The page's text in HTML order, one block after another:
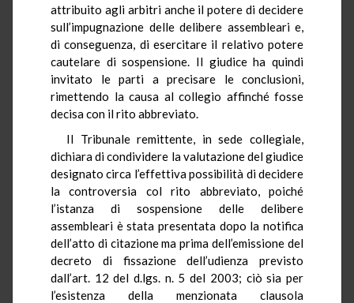
attribuito agli arbitri anche il potere di decidere
sull’impugnazione delle delibere assembleari e,
di conseguenza, di esercitare il relativo potere
cautelare di sospensione. Il giudice ha quindi
invitato le parti a precisare le conclusioni,
rimettendo la causa al collegio affinché fosse
decisa con il rito abbreviato.
Il Tribunale remittente, in sede collegiale,
dichiara di condividere la valutazione del giudice
designato circa l’effettiva possibilità di decidere
la controversia col rito abbreviato, poiché
l’istanza di sospensione delle delibere
assembleari è stata presentata dopo la notifica
dell’atto di citazione ma prima dell’emissione del
decreto di fissazione dell’udienza previsto
dall’art. 12 del d.lgs. n. 5 del 2003; ciò sia per
l’esistenza della menzionata clausola